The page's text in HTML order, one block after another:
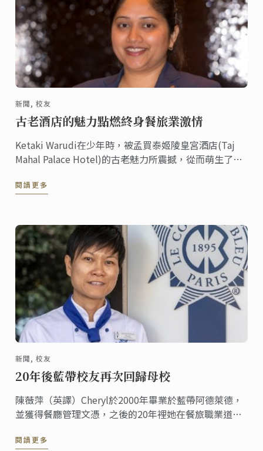
新聞, 校友
古老酒店的魅力點燃終身餐旅業激情
Ketaki Warudi在少年時，被孟買泰姬陵皇宮酒店(Taj
Mahal Palace Hotel)的古老魅力所震撼，從而萌生了在
閱讀更多
新聞, 校友
20年後藍帶校友再次回歸母校
陳薇萍（英譯）Cheryl於2000年畢業於藍帶阿德萊德，
並獲得餐廳管理文憑，之後的20年裡她在餐旅職業道路
事業，再次回到藍帶阿德萊德學習甜點證書課程。
閱讀更多